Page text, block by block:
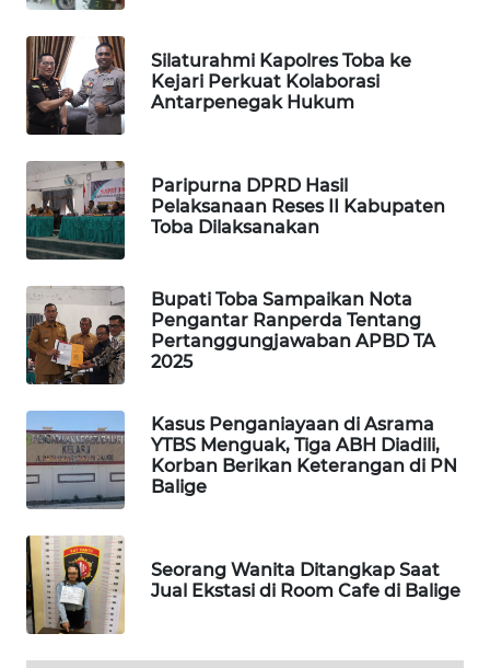
Silaturahmi Kapolres Toba ke
Kejari Perkuat Kolaborasi
Antarpenegak Hukum
Paripurna DPRD Hasil
Pelaksanaan Reses II Kabupaten
Toba Dilaksanakan
Bupati Toba Sampaikan Nota
Pengantar Ranperda Tentang
Pertanggungjawaban APBD TA
2025
Kasus Penganiayaan di Asrama
YTBS Menguak, Tiga ABH Diadili,
Korban Berikan Keterangan di PN
Balige
Seorang Wanita Ditangkap Saat
Jual Ekstasi di Room Cafe di Balige
KRT
NEWS
KARING
JURNAL
MARITIM
HUMBANG
NEWS
GARONGGANG
FISUELRI
ID
ENERGI
NEWS
CILEUNGSI
NEWS